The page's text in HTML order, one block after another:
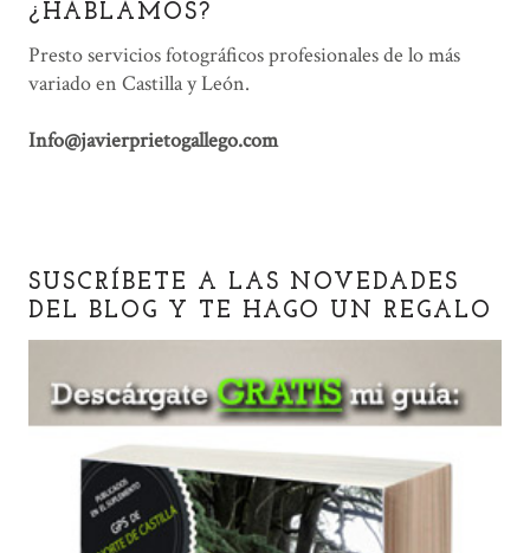
¿HABLAMOS?
Presto servicios fotográficos profesionales de lo más
variado en Castilla y León.
Info@javierprietogallego.com
SUSCRÍBETE A LAS NOVEDADES
DEL BLOG Y TE HAGO UN REGALO